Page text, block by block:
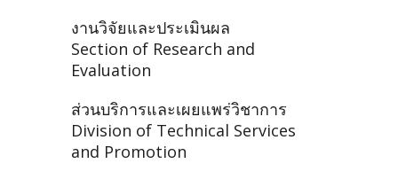
งานวิจัยและประเมินผล
Section of Research and
Evaluation
ส่วนบริการและเผยแพร่วิชาการ
Division of Technical Services
and Promotion